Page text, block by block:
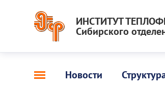
ИНСТИТУТ
Сибирского
Новости